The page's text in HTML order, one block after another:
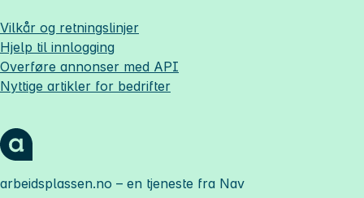
Vilkår og retningslinjer
Hjelp til innlogging
Overføre annonser med API
Nyttige artikler for bedrifter
arbeidsplassen.no – en tjeneste fra Nav